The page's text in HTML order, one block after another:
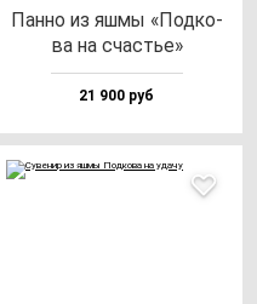
Пан­но из яш­мы «Под­ко­
ва на счастье»
21 900 руб